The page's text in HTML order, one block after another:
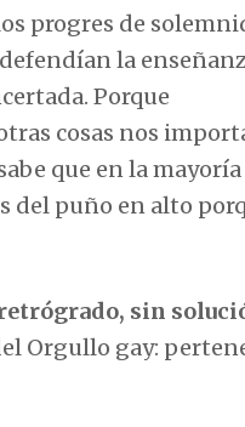
progres de
la
Porque
cosas nos
que en la mayoría
del puño en alto
sin
Orgullo gay: